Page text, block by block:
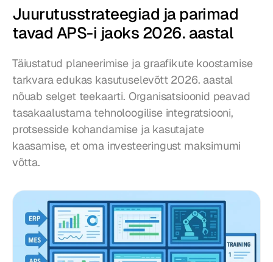
Juurutusstrateegiad ja parimad
tavad APS-i jaoks 2026. aastal
Täiustatud planeerimise ja graafikute koostamise
tarkvara edukas kasutuselevõtt 2026. aastal
nõuab selget teekaarti. Organisatsioonid peavad
tasakaalustama tehnoloogilise integratsiooni,
protsesside kohandamise ja kasutajate
kaasamise, et oma investeeringust maksimumi
võtta.